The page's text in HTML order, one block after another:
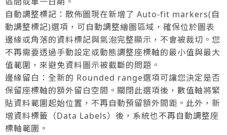
自動調整標記：散佈圖現在新增了 Auto-fit markers(自
動調整標記)選項，可自動調整繪圖區域，確保位於圖表
邊緣或角落的資料標記與氣泡完整顯示，不會被裁切。您
不再需要透過手動設定或動態調整座標軸的最小值與最大
值範圍，來避免資料圖示被截斷的問題。
邊緣留白：全新的 Rounded range選項可讓您決定是否
保留座標軸的額外留白空間。關閉此選項後，數值軸將緊
貼資料範圍起始位置，不再自動預留額外間距。此外，新
增資料標籤（Data Labels）後，系統也不再自動調整座
標軸範圍。